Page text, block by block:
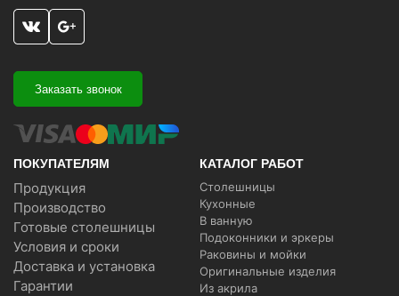
Заказать звонок
ПОКУПАТЕЛЯМ
Продукция
Производство
Готовые столешницы
Условия и сроки
Доставка и установка
Гарантии
КАТАЛОГ РАБОТ
Столешницы
Кухонные
В ванную
Подоконники и эркеры
Раковины и мойки
Оригинальные изделия
Из акрила